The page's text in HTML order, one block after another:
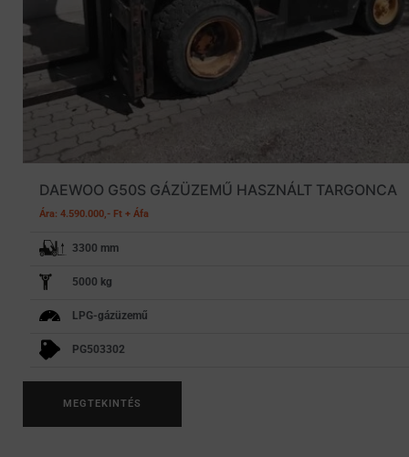
DAEWOO G50S GÁZÜZEMŰ HASZNÁLT TARGONCA
Ára: 4.590.000,- Ft + Áfa
3300 mm
5000 kg
LPG-gázüzemű
PG503302
MEGTEKINTÉS